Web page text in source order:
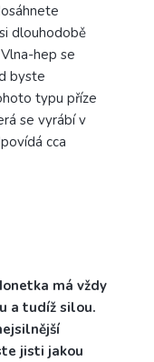
dlouhodobě
hep se
byste
typu příze
se vyrábí v
cca
má vždy
a tudíž silou.
jisti jakou